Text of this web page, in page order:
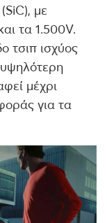
με
τα 1.500V.
τσιπ ισχύος
μέχρι
για τα